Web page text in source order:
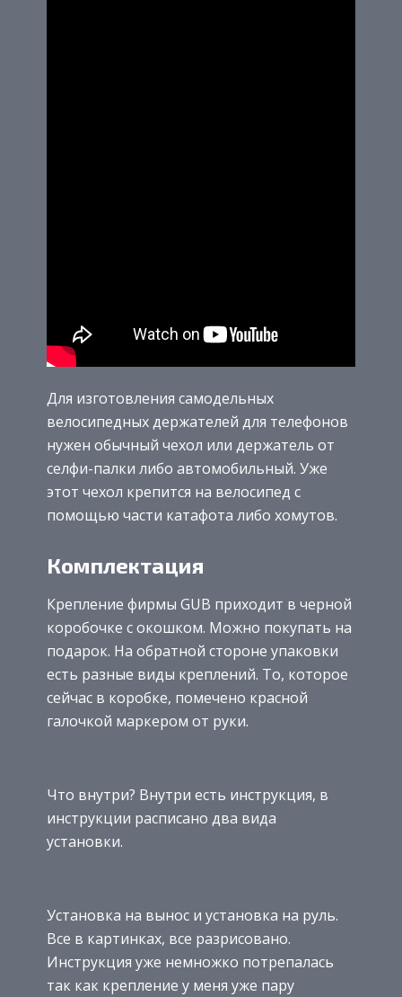
Для изготовления самодельных
велосипедных держателей для телефонов
нужен обычный чехол или держатель от
селфи-палки либо автомобильный. Уже
этот чехол крепится на велосипед с
помощью части катафота либо хомутов.
Комплектация
Крепление фирмы GUB приходит в черной
коробочке с окошком. Можно покупать на
подарок. На обратной стороне упаковки
есть разные виды креплений. То, которое
сейчас в коробке, помечено красной
галочкой маркером от руки.
Что внутри? Внутри есть инструкция, в
инструкции расписано два вида
установки.
Установка на вынос и установка на руль.
Все в картинках, все разрисовано.
Инструкция уже немножко потрепалась
так как крепление у меня уже пару